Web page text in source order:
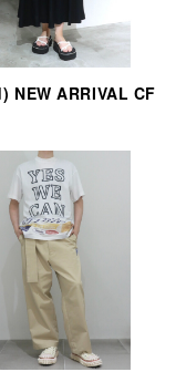
NEW ARRIVAL CF